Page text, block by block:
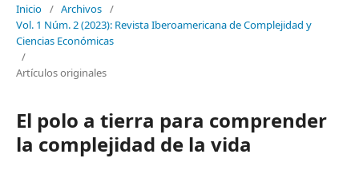
Inicio / Archivos /
Vol. 1 Núm. 2 (2023): Revista Iberoamericana de Complejidad y
Ciencias Económicas
/
Artículos originales
El polo a tierra para comprender
la complejidad de la vida